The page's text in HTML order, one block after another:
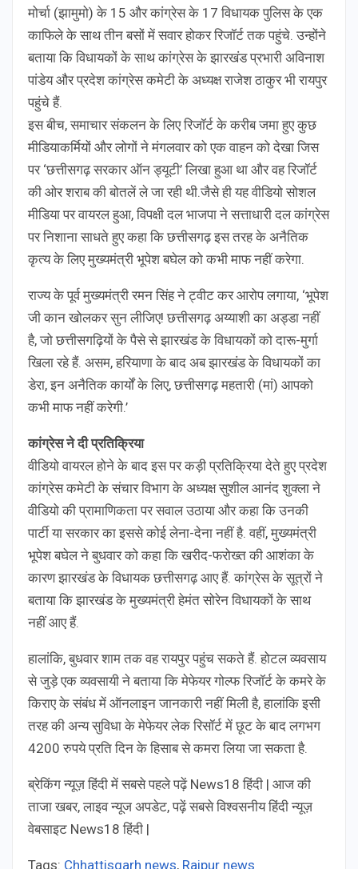
मोर्चा (झामुमो) के 15 और कांग्रेस के 17 विधायक पुलिस के एक
काफिले के साथ तीन बसों में सवार होकर रिजॉर्ट तक पहुंचे. उन्होंने
बताया कि विधायकों के साथ कांग्रेस के झारखंड प्रभारी अविनाश
पांडेय और प्रदेश कांग्रेस कमेटी के अध्यक्ष राजेश ठाकुर भी रायपुर
पहुंचे हैं.
इस बीच, समाचार संकलन के लिए रिजॉर्ट के करीब जमा हुए कुछ
मीडियाकर्मियों और लोगों ने मंगलवार को एक वाहन को देखा जिस
पर ‘छत्तीसगढ़ सरकार ऑन ड्यूटी’ लिखा हुआ था और वह रिजॉर्ट
की ओर शराब की बोतलें ले जा रही थी.जैसे ही यह वीडियो सोशल
मीडिया पर वायरल हुआ, विपक्षी दल भाजपा ने सत्ताधारी दल कांग्रेस
पर निशाना साधते हुए कहा कि छत्तीसगढ़ इस तरह के अनैतिक
कृत्य के लिए मुख्यमंत्री भूपेश बघेल को कभी माफ नहीं करेगा.
राज्य के पूर्व मुख्यमंत्री रमन सिंह ने ट्वीट कर आरोप लगाया, ‘भूपेश
जी कान खोलकर सुन लीजिए! छत्तीसगढ़ अय्याशी का अड्डा नहीं
है, जो छत्तीसगढ़ियों के पैसे से झारखंड के विधायकों को दारू-मुर्गा
खिला रहे हैं. असम, हरियाणा के बाद अब झारखंड के विधायकों का
डेरा, इन अनैतिक कार्यों के लिए, छत्तीसगढ़ महतारी (मां) आपको
कभी माफ नहीं करेगी.’
कांग्रेस ने दी प्रतिक्रिया
वीडियो वायरल होने के बाद इस पर कड़ी प्रतिक्रिया देते हुए प्रदेश
कांग्रेस कमेटी के संचार विभाग के अध्यक्ष सुशील आनंद शुक्ला ने
वीडियो की प्रामाणिकता पर सवाल उठाया और कहा कि उनकी
पार्टी या सरकार का इससे कोई लेना-देना नहीं है. वहीं, मुख्यमंत्री
भूपेश बघेल ने बुधवार को कहा कि खरीद-फरोख्त की आशंका के
कारण झारखंड के विधायक छत्तीसगढ़ आए हैं. कांग्रेस के सूत्रों ने
बताया कि झारखंड के मुख्यमंत्री हेमंत सोरेन विधायकों के साथ
नहीं आए हैं.
हालांकि, बुधवार शाम तक वह रायपुर पहुंच सकते हैं. होटल व्यवसाय
से जुड़े एक व्यवसायी ने बताया कि मेफेयर गोल्फ रिजॉर्ट के कमरे के
किराए के संबंध में ऑनलाइन जानकारी नहीं मिली है, हालांकि इसी
तरह की अन्य सुविधा के मेफेयर लेक रिसॉर्ट में छूट के बाद लगभग
4200 रुपये प्रति दिन के हिसाब से कमरा लिया जा सकता है.
ब्रेकिंग न्यूज़ हिंदी में सबसे पहले पढ़ें News18 हिंदी | आज की
ताजा खबर, लाइव न्यूज अपडेट, पढ़ें सबसे विश्वसनीय हिंदी न्यूज़
वेबसाइट News18 हिंदी |
Tags: Chhattisgarh news, Raipur news